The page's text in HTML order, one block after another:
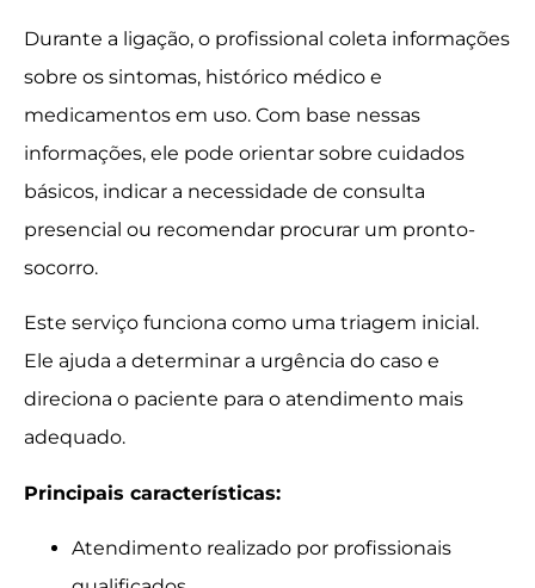
Durante a ligação, o profissional coleta informações
sobre os sintomas, histórico médico e
medicamentos em uso. Com base nessas
informações, ele pode orientar sobre cuidados
básicos, indicar a necessidade de consulta
presencial ou recomendar procurar um pronto-
socorro.
Este serviço funciona como uma triagem inicial.
Ele ajuda a determinar a urgência do caso e
direciona o paciente para o atendimento mais
adequado.
Principais características:
Atendimento realizado por profissionais